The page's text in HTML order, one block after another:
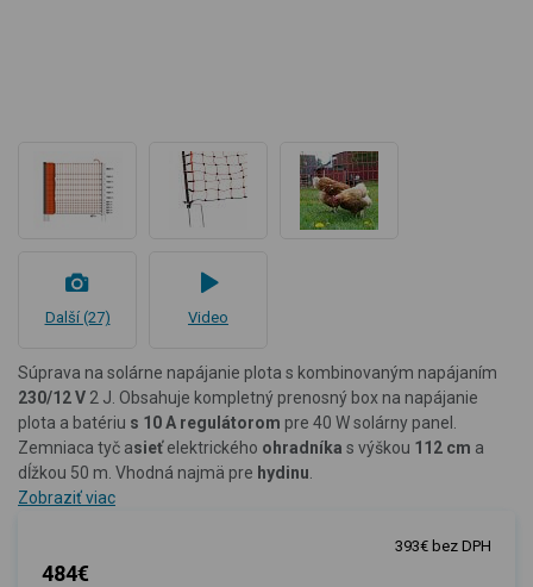
Další (27) Video
Súprava na solárne napájanie plota s kombinovaným napájaním
230/12 V 2 J. Obsahuje kompletný prenosný box na napájanie
plota a batériu s 10 A regulátorom pre 40 W solárny panel.
Zemniaca tyč asieť elektrického ohradníka s výškou 112 cm a
dĺžkou 50 m. Vhodná najmä pre hydinu
Zobraziť viac
484€
393€ bez DPH